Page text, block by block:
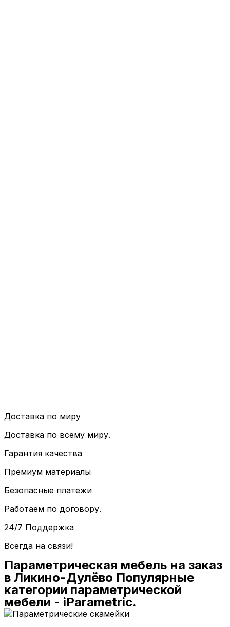
Доставка по миру
Доставка по всему миру.
Гарантия качества
Премиум материалы
Безопасные платежи
Работаем по договору.
24/7 Поддержка
Всегда на связи!
Параметрическая мебель на заказ
в Ликино-Дулёво Популярные
категории параметрической
мебели - iParametric.